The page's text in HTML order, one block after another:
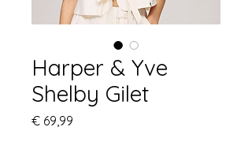
Harper & Yve
Shelby Gilet
€ 69,99